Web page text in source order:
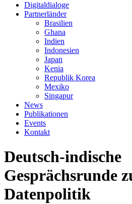
Digitaldialoge
Partnerländer
Brasilien
Ghana
Indien
Indonesien
Japan
Kenia
Republik Korea
Mexiko
Singapur
News
Publikationen
Events
Kontakt
Deutsch-indische
Gesprächsrunde
Datenpolitik